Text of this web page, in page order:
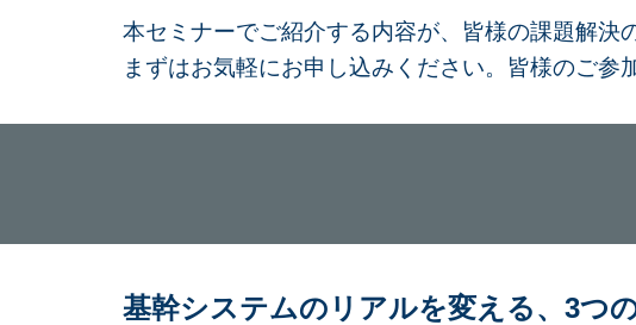
本セミナーでご紹介する内容が、皆様の課題解決
まずはお気軽にお申し込みください。皆様のご参
基幹システムのリアルを変える、3つ